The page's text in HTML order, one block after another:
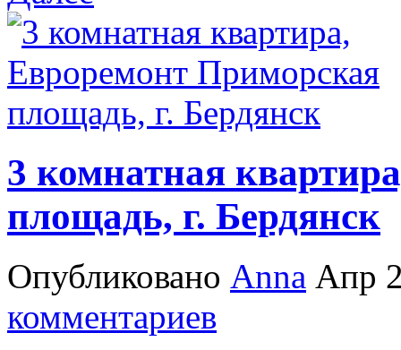
3 комнатная
площадь, г. Бердянск
Опубликовано Anna Апр
комментариев